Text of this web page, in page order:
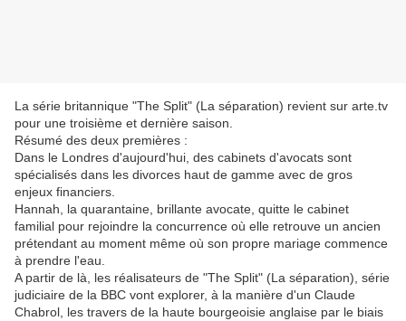
La série britannique "The Split" (La séparation) revient sur arte.tv
pour une troisième et dernière saison.
Résumé des deux premières :
Dans le Londres d'aujourd'hui, des cabinets d'avocats sont
spécialisés dans les divorces haut de gamme avec de gros
enjeux financiers.
Hannah, la quarantaine, brillante avocate, quitte le cabinet
familial pour rejoindre la concurrence où elle retrouve un ancien
prétendant au moment même où son propre mariage commence
à prendre l'eau.
A partir de là, les réalisateurs de "The Split" (La séparation), série
judiciaire de la BBC vont explorer, à la manière d'un Claude
Chabrol, les travers de la haute bourgeoisie anglaise par le biais